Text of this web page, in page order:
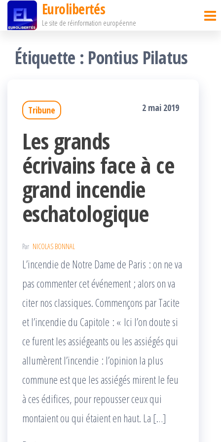
Passer
contenu
Eurolibertés
Le site de réinformation européenne
Étiquette : Pontius Pilatus
Tribune 2 mai 2019
Les grands
écrivains face à ce
grand incendie
eschatologique
Par NICOLAS BONNAL
L’incendie de Notre Dame de Paris : on ne va
pas commenter cet événement ; alors on va
citer nos classiques. Commençons par Tacite
et l’incendie du Capitole : « Ici l’on doute si
ce furent les assiégeants ou les assiégés qui
allumèrent l’incendie : l’opinion la plus
commune est que les assiégés mirent le feu
à ces édifices, pour repousser ceux qui
montaient ou qui étaient en haut. La […]